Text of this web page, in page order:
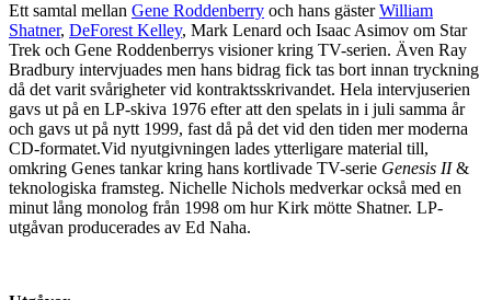
Ett samtal mellan Gene Roddenberry och hans gästerWilliam
Shatner, DeForest Kelley, Mark Lenard och Isaac Asimov om Star
Trek och Gene Roddenberrys visioner kring TV-serien. Även Ray
Bradbury intervjuades men hans bidrag fick tas bort innan tryckning
då det varit svårigheter vid kontraktsskrivandet. Hela intervjuserien
gavs ut på en LP-skiva 1976 efter att den spelats in i juli samma år
och gavs ut på nytt 1999, fast då på det vid den tiden mer moderna
CD-formatet.Vid nyutgivningen lades ytterligare material till,
omkring Genes tankar kring hans kortlivade TV-serie Genesis II&
teknologiska framsteg. Nichelle Nichols medverkar också med en
minut lång monolog från 1998 om hur Kirk mötte Shatner. LP-
utgåvan producerades av Ed Naha.